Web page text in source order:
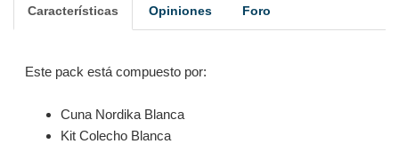
Características Opiniones Foro
Este pack está compuesto por:
Cuna Nordika Blanca
Kit Colecho Blanca